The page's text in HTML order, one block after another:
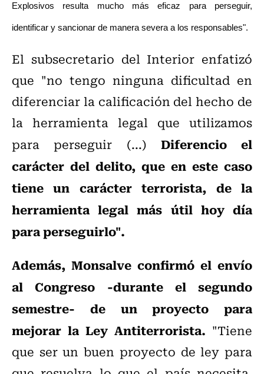
Explosivos resulta mucho más eficaz para perseguir,
identificar y sancionar de manera severa a los responsables".
El subsecretario del Interior enfatizó
que "no tengo ninguna dificultad en
diferenciar la calificación del hecho de
la herramienta legal que utilizamos
para perseguir (...) Diferencio el
carácter del delito, que en este caso
tiene un carácter terrorista, de la
herramienta legal más útil hoy día
para perseguirlo".
Además, Monsalve confirmó el envío
al Congreso -durante el segundo
semestre- de un proyecto para
mejorar la Ley Antiterrorista. "Tiene
que ser un buen proyecto de ley para